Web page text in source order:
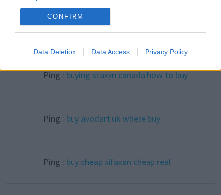
CONFIRM
Data Deletion Data Access Privacy Policy
Ping :how to get a prescription for
itraconazole
Ping :buying staxyn canada how to buy
Ping : buy avodart uk where buy
Ping : buy cheap xifaxan cheap real